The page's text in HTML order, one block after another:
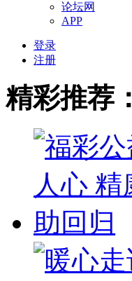
论坛网
APP
登录
注册
精彩推荐：